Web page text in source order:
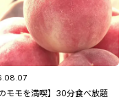
のモモを満喫】30分食べ放題